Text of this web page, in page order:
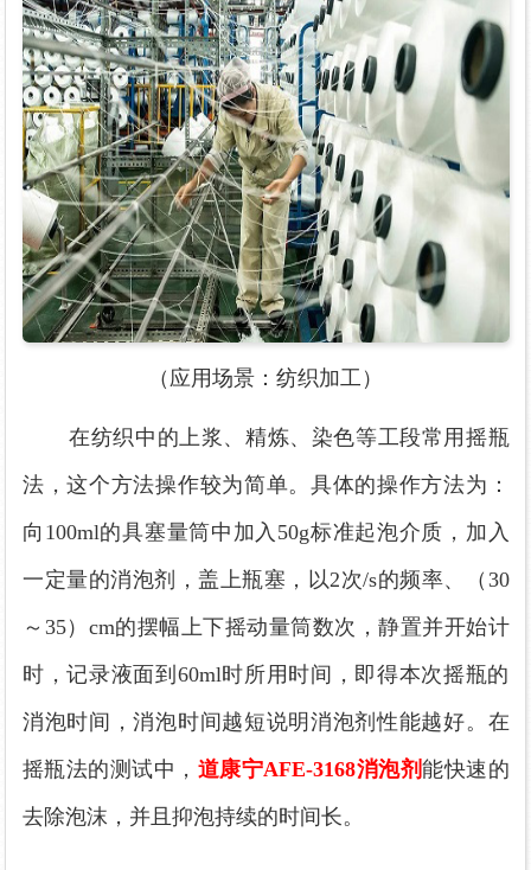
（应用场景：纺织加工）
在纺织中的上浆、精炼、染色等工段常用摇瓶
法，这个方法操作较为简单。具体的操作方法为：
向 100ml的具塞量筒中加入50g标准起泡介质，加入
一定量的消泡剂，盖上瓶塞，以2次/s的频率、（30
～35）cm的摆幅上下摇动量筒数次，静置并开始计
时，记录液面到60ml时所用时间，即得本次摇瓶的
消泡时间，消泡时间越短说明消泡剂性能越好。 在
摇瓶法的测试中， 道康宁AFE-3168消泡剂能快速的
去除泡沫，并且抑泡持续的时间长。